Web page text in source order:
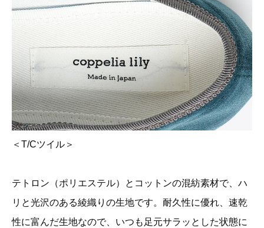
＜T/Cツイル＞
テトロン（ポリエステル）とコットンの混紡素材で、ハ
リと光沢のある綾織りの生地です。耐久性に優れ、速乾
性に富んだ生地なので、いつも足元サラッとした状態に